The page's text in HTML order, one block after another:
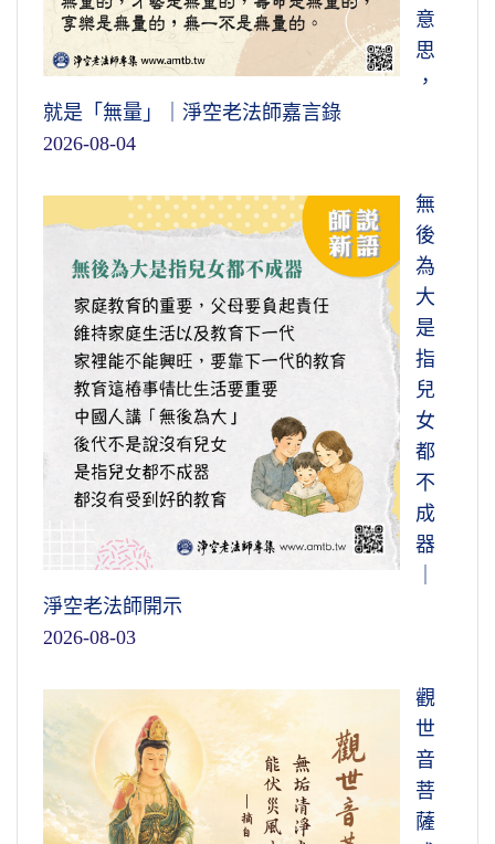
意
思
，
就是「無量」｜淨空老法師嘉言錄
2026-08-04
無
後
為
大
是
指
兒
女
都
不
成
器
淨空老法師開示
2026-08-03
觀
世
音
菩
薩